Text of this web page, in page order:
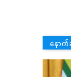
နောက်